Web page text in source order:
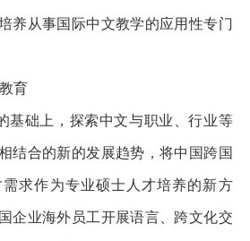
养从事国际中文教学的应用性专门
育
基础上，探索中文与职业、行业等
结合的新的发展趋势，将中国跨国
求作为专业硕士人才培养的新方
企业海外员工开展语言、跨文化交